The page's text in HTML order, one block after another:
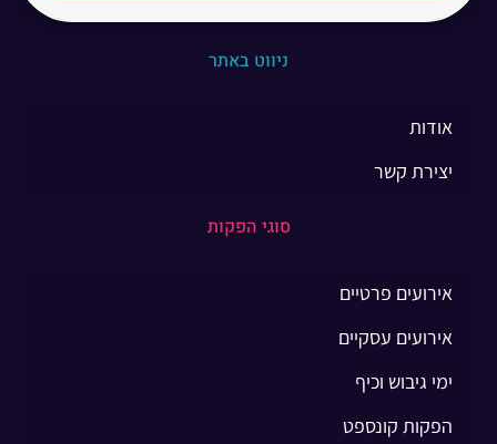
ניווט באתר
אודות
יצירת קשר
סוגי הפקות
אירועים פרטיים
אירועים עסקיים
ימי גיבוש וכיף
הפקות קונספט